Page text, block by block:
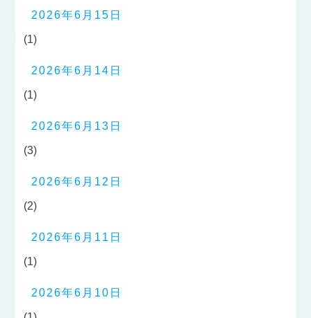
2026年6月15日
(1)
2026年6月14日
(1)
2026年6月13日
(3)
2026年6月12日
(2)
2026年6月11日
(1)
2026年6月10日